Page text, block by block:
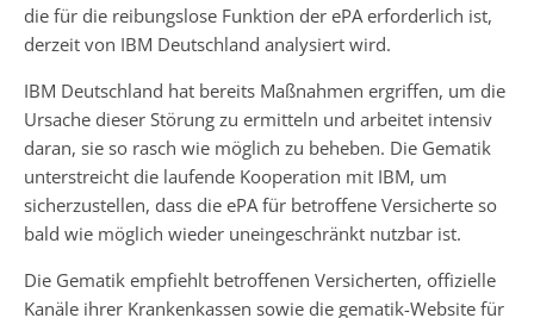
die für die reibungslose Funktion der ePA erforderlich ist,
derzeit von IBM Deutschland analysiert wird.
IBM Deutschland hat bereits Maßnahmen ergriffen, um die
Ursache dieser Störung zu ermitteln und arbeitet intensiv
daran, sie so rasch wie möglich zu beheben. Die Gematik
unterstreicht die laufende Kooperation mit IBM, um
sicherzustellen, dass die ePA für betroffene Versicherte so
bald wie möglich wieder uneingeschränkt nutzbar ist.
Die Gematik empfiehlt betroffenen Versicherten, offizielle
Kanäle ihrer Krankenkassen sowie die gematik-Website für